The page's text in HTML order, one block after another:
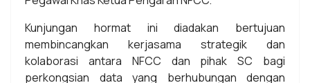
Kunjungan hormat ini diadakan bertujuan
membincangkan kerjasama strategik dan
kolaborasi antara NFCC dan pihak SC bagi
perkongsian data yang berhubungan dengan